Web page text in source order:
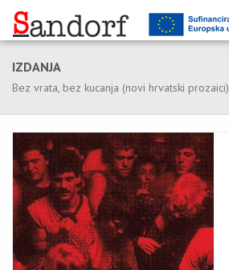
IZDANJA
Bez vrata, bez kucanja (novi hrvatski prozaici)